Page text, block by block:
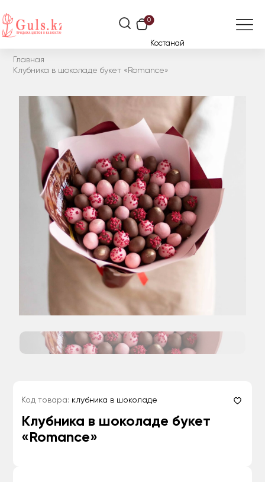
0
Костанай
Главная
Клубника в шоколаде букет «Romance»
Код товара: клубника в шоколаде
Клубника в шоколаде букет
«Romance»